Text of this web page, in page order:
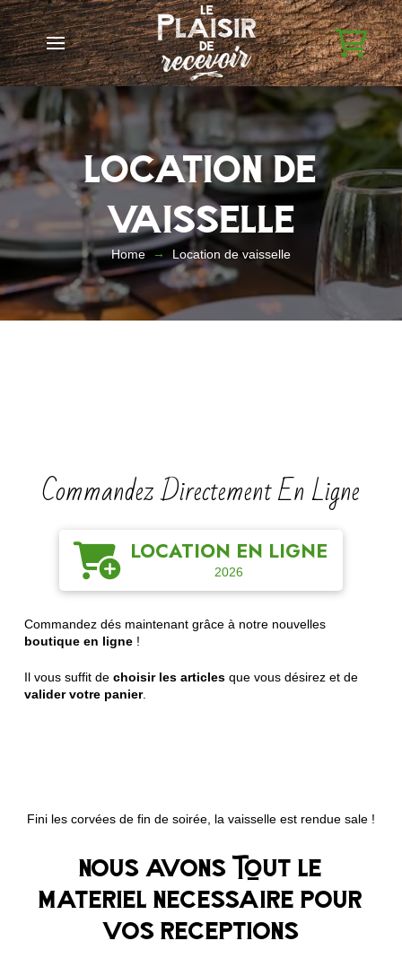
location de
vaisselle
Home → Location de vaisselle
Commandez Directement En Ligne
LOCATION EN LIGNE
2026
Commandez dés maintenant grâce à notre nouvelles
boutique en ligne!
Il vous suffit de choisir les articlesque vous désirez et de
valider votre panier.
Fini les corvées de fin de soirée, la vaisselle est rendue sale !
nous avons tout le
materiel necessaire pour
vos receptions